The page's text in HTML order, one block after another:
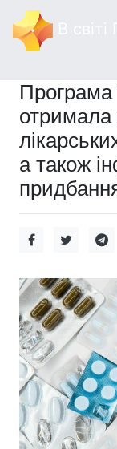
Програма
отримала
а також